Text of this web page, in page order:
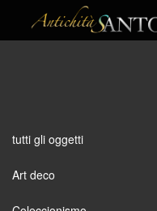
tutti gli oggetti
Art deco